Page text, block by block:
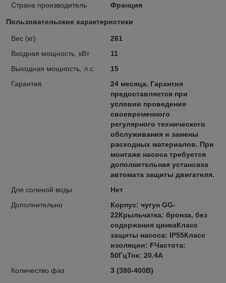
Страна производитель
Франция
Пользовательские характеристики
Вес (кг)
261
Входная мощность, кВт
11
Выходная мощность, л.с.
15
Гарантия
24 месяца. Гарантия
предоставляется при
условии проведения
своевременного
регулярного технического
обслуживания и замены
расходных материалов. При
монтаже насоса требуется
дополнительная установка
автомата защиты двигателя.
Для соленой воды
Нет
Дополнительно
Корпус: чугун GG-
22Крыльчатка: бронза, без
содержания цинкаКласс
защиты насоса: IP55Класс
изоляции: FЧастота:
50ГцТок: 20.4А
Количество фаз
3 (380-400В)